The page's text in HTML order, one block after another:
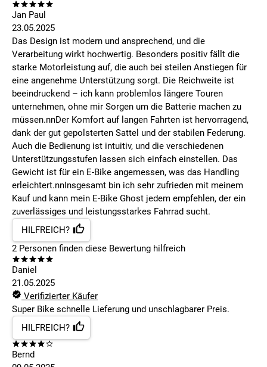
Jan Paul
23.05.2025
Das Design ist modern und ansprechend, und die
Verarbeitung wirkt hochwertig. Besonders positiv fällt die
starke Motorleistung auf, die auch bei steilen Anstiegen für
eine angenehme Unterstützung sorgt. Die Reichweite ist
beeindruckend – ich kann problemlos längere Touren
unternehmen, ohne mir Sorgen um die Batterie machen zu
müssen.nnDer Komfort auf langen Fahrten ist hervorragend,
dank der gut gepolsterten Sattel und der stabilen Federung.
Auch die Bedienung ist intuitiv, und die verschiedenen
Unterstützungsstufen lassen sich einfach einstellen. Das
Gewicht ist für ein E-Bike angemessen, was das Handling
erleichtert.nnInsgesamt bin ich sehr zufrieden mit meinem
Kauf und kann mein E-Bike Ghost jedem empfehlen, der ein
zuverlässiges und leistungsstarkes Fahrrad sucht.
HILFREICH?
2 Personen finden diese Bewertung hilfreich
Daniel
21.05.2025
Verifizierter Käufer
Super Bike schnelle Lieferung und unschlagbarer Preis.
HILFREICH?
Bernd